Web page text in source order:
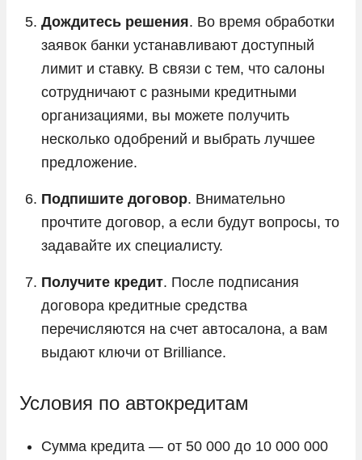
Дождитесь решения. Во время обработки
заявок банки устанавливают доступный
лимит и ставку. В связи с тем, что салоны
сотрудничают с разными кредитными
организациями, вы можете получить
несколько одобрений и выбрать лучшее
предложение.
Подпишите договор. Внимательно
прочтите договор, а если будут вопросы, то
задавайте их специалисту.
Получите кредит. После подписания
договора кредитные средства
перечисляются на счет автосалона, а вам
выдают ключи от Brilliance.
Условия по автокредитам
Сумма кредита — от 50 000 до 10 000 000